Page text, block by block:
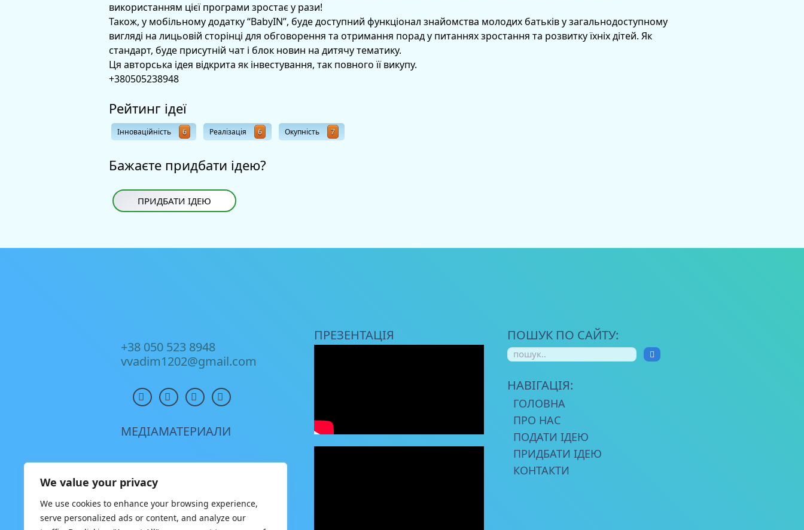
We value your privacy
We use cookies to enhance your browsing experience,
serve personalized ads or content, and analyze our
використанням цієї програми зростає у рази!
Також, у мобільному додатку “BabyIN”, буде доступний функціонал знайомства молодих батьків у загальнодоступному
вигляді на лицьовій сторінці для обговорення та отримання порад у питаннях зростання та розвитку їхніх дітей. Як
стандарт, буде присутній чат і блок новин на дитячу тематику.
Ця авторська ідея відкрита як інвестування, так повного її викупу.
+380505238948
Рейтинг ідеї
Інноваційність 6 Реалізація 6 Окупність 7
Бажаєте придбати ідею?
ПРИДБАТИ ІДЕЮ
+38 050 523 8948
vvadim1202@gmail.com
МЕДІАМАТЕРИАЛИ
ПРЕЗЕНТАЦІЯ ПОШУК ПО САЙТУ:
НАВІГАЦІЯ:
ГОЛОВНА
ПРО НАС
ПОДАТИ ІДЕЮ
ПРИДБАТИ ІДЕЮ
КОНТАКТИ